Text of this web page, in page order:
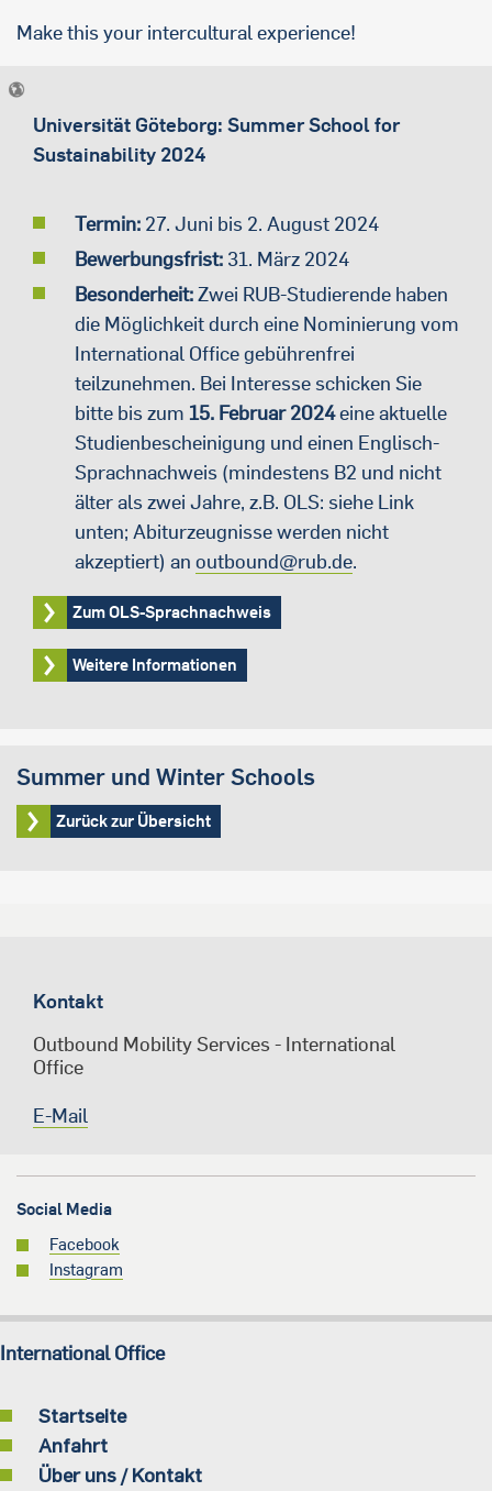
Make this your intercultural experience!
Universität Göteborg: Summer School for
Sustainability 2024
Termin: 27. Juni bis 2. August 2024
Bewerbungsfrist: 31. März 2024
Besonderheit:Zwei RUB-Studierende haben
die Möglichkeit durch eine Nominierung vom
International Office gebührenfrei
teilzunehmen. Bei Interesse schicken Sie
bitte bis zum 15. Februar 2024eine aktuelle
Studienbescheinigung und einen Englisch-
Sprachnachweis (mindestens B2 und nicht
älter als zwei Jahre, z.B. OLS: siehe Link
unten; Abiturzeugnisse werden nicht
akzeptiert) an outbound@rub.de.
Zum OLS-Sprachnachweis
Weitere Informationen
Summer und Winter Schools
Zurück zur Übersicht
Kontakt
Outbound Mobility Services - International
Office
E-Mail
Social Media
Facebook
Instagram
International Office
Startseite
Anfahrt
Über uns / Kontakt